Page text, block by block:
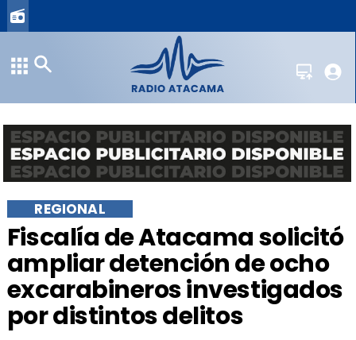
​Fiscalía de Atacama solicitó
ampliar detención de ocho
excarabineros investigados
por distintos delitos
REGIONAL